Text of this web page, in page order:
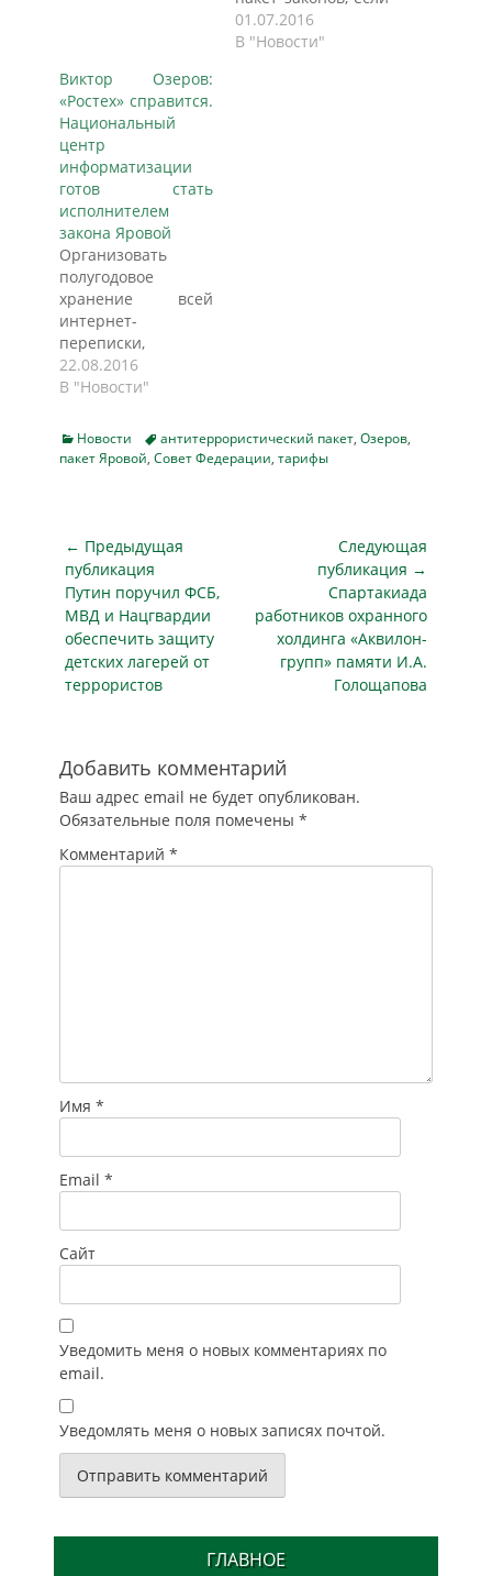
операторы сотовой
и интернет-связи
вопрос и готова…
01.07.2016
В "Новости"
Виктор Озеров:
«Ростех» справится.
Национальный
центр
информатизации
готов стать
исполнителем
закона Яровой
Организовать
полугодовое
хранение всей
интернет-
переписки,
разговоров и
контента россиян –
сложных: если,
например,
госкорпорация,
несомненно,
справится – такую
уверенность
высказывал
сенатор Виктор
Озеров, отстаивая в
Совете Федерации
вносил в
парламент
совместно с
депутатом Ириной
Яровой. Тогда, в
конце июня,…
22.08.2016
В "Новости"
Categories
Новости Tagsантитеррористический пакет, Озеров,
пакет Яровой, Совет Федерации, тарифы
Навигация
по
записям
← Предыдущая
публикация
Предыдущая
публикация
Путин поручил ФСБ,
МВД и Нацгвардии
обеспечить защиту
детских лагерей от
террористов
Следующая
публикация →
Следующая
публикация
Спартакиада
работников охранного
холдинга «Аквилон-
групп» памяти И.А.
Голощапова
Добавить комментарий
Ваш адрес email не будет опубликован.
Обязательные поля помечены *
Комментарий *
Имя *
Email *
Сайт
Уведомить меня о новых комментариях по
email.
Уведомлять меня о новых записях почтой.
ГЛАВНОЕ